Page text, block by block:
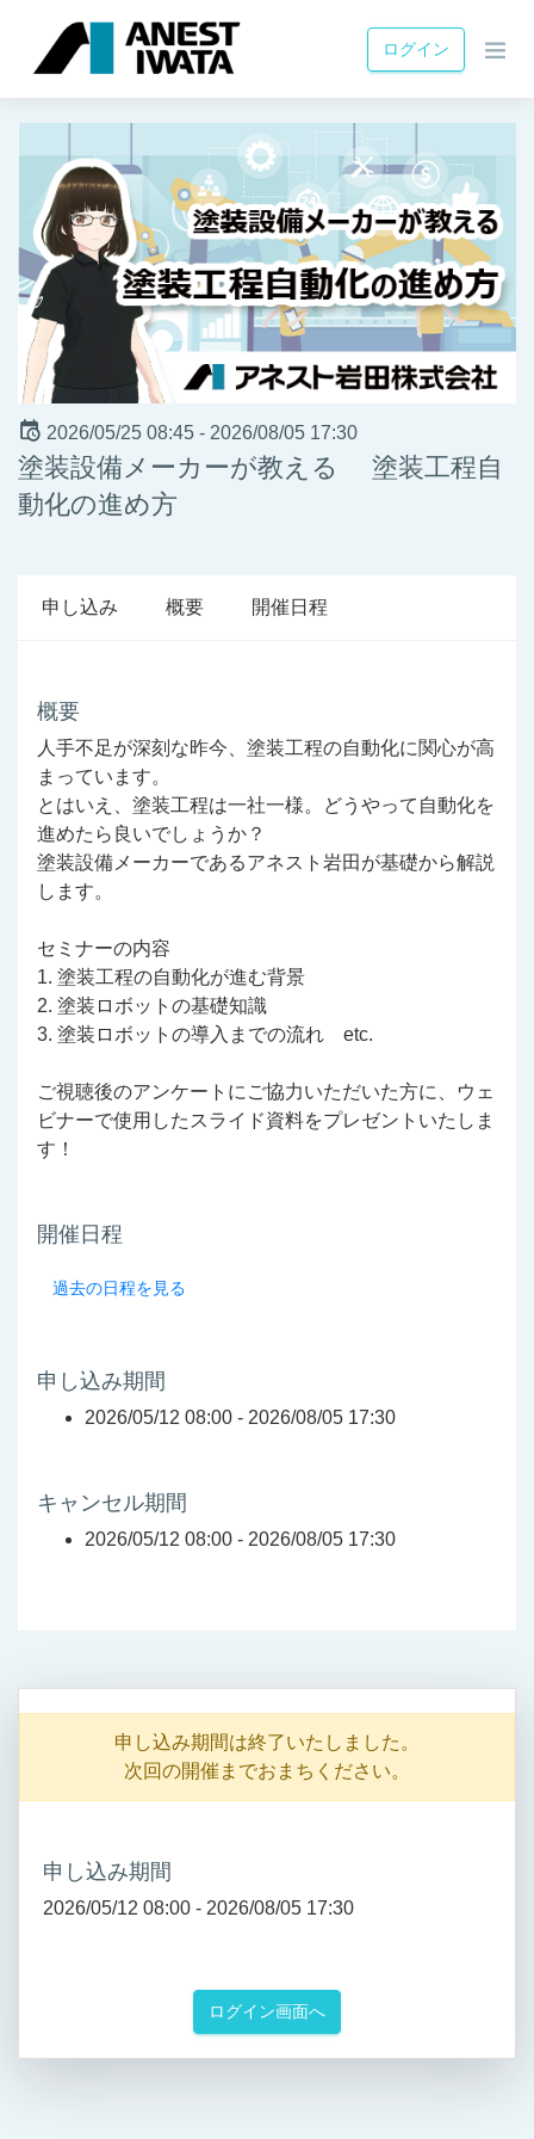
ログイン
2026/05/25 08:45 - 2026/08/05 17:30
塗装設備メーカーが教える 塗装工程自
動化の進め方
申し込み 概要 開催日程
概要
人手不足が深刻な昨今、塗装工程の自動化に関心が高
まっています。
とはいえ、塗装工程は一社一様。どうやって自動化を
進めたら良いでしょうか？
塗装設備メーカーであるアネスト岩田が基礎から解説
します。
セミナーの内容
1. 塗装工程の自動化が進む背景
2. 塗装ロボットの基礎知識
3. 塗装ロボットの導入までの流れ etc.
ご視聴後のアンケートにご協力いただいた方に、ウェ
ビナーで使用したスライド資料をプレゼントいたしま
す！
開催日程
過去の日程を見る
申し込み期間
2026/05/12 08:00 - 2026/08/05 17:30
キャンセル期間
2026/05/12 08:00 - 2026/08/05 17:30
申し込み期間は終了いたしました。
次回の開催までおまちください。
申し込み期間
2026/05/12 08:00 - 2026/08/05 17:30
ログイン画面へ